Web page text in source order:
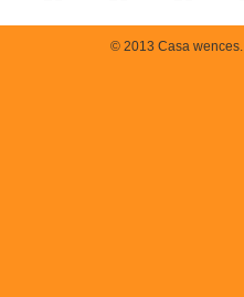
© 2013 Casa wences.